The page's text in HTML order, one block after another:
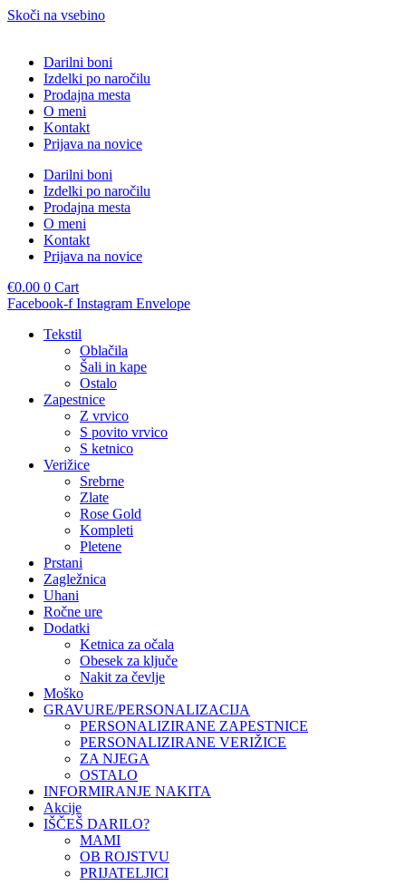
Skoči na vsebino
Darilni boni
Izdelki po naročilu
Prodajna mesta
O meni
Kontakt
Prijava na novice
Darilni boni
Izdelki po naročilu
Prodajna mesta
O meni
Kontakt
Prijava na novice
€0.00 0 Cart
Facebook-f Instagram Envelope
Tekstil
Oblačila
Šali in kape
Ostalo
Zapestnice
Z vrvico
S povito vrvico
S ketnico
Verižice
Srebrne
Zlate
Rose Gold
Kompleti
Pletene
Prstani
Zagležnica
Uhani
Ročne ure
Dodatki
Ketnica za očala
Obesek za ključe
Nakit za čevlje
Moško
GRAVURE/PERSONALIZACIJA
PERSONALIZIRANE ZAPESTNICE
PERSONALIZIRANE VERIŽICE
ZA NJEGA
OSTALO
INFORMIRANJE NAKITA
Akcije
IŠČEŠ DARILO?
MAMI
OB ROJSTVU
PRIJATELJICI